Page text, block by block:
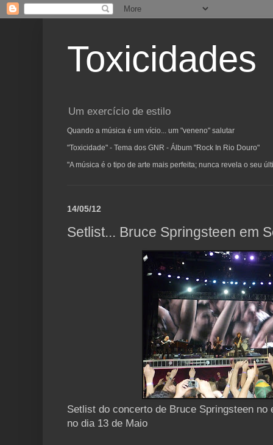
Toxicidades
Um exercício de estilo
Quando a música é um vício... um "veneno" salutar
"Toxicidade" - Tema dos GNR - Álbum "Rock In Rio Douro"
"A música é o tipo de arte mais perfeita; nunca revela o seu
14/05/12
Setlist... Bruce Springsteen em
Setlist do concerto de Bruce Springsteen
no dia 13 de Maio